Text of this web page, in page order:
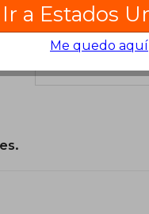
Ir a Estados
Me quedo aquí